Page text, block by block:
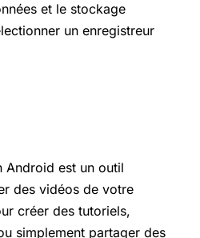
et le stockage
un enregistreur
Android est un outil
des vidéos de votre
créer des tutoriels,
simplement partager des